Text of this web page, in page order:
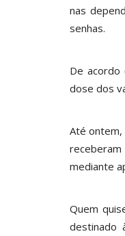
nas
senhas.
De acordo
dose dos
Até ontem,
receberam
mediante
Quem
destinado